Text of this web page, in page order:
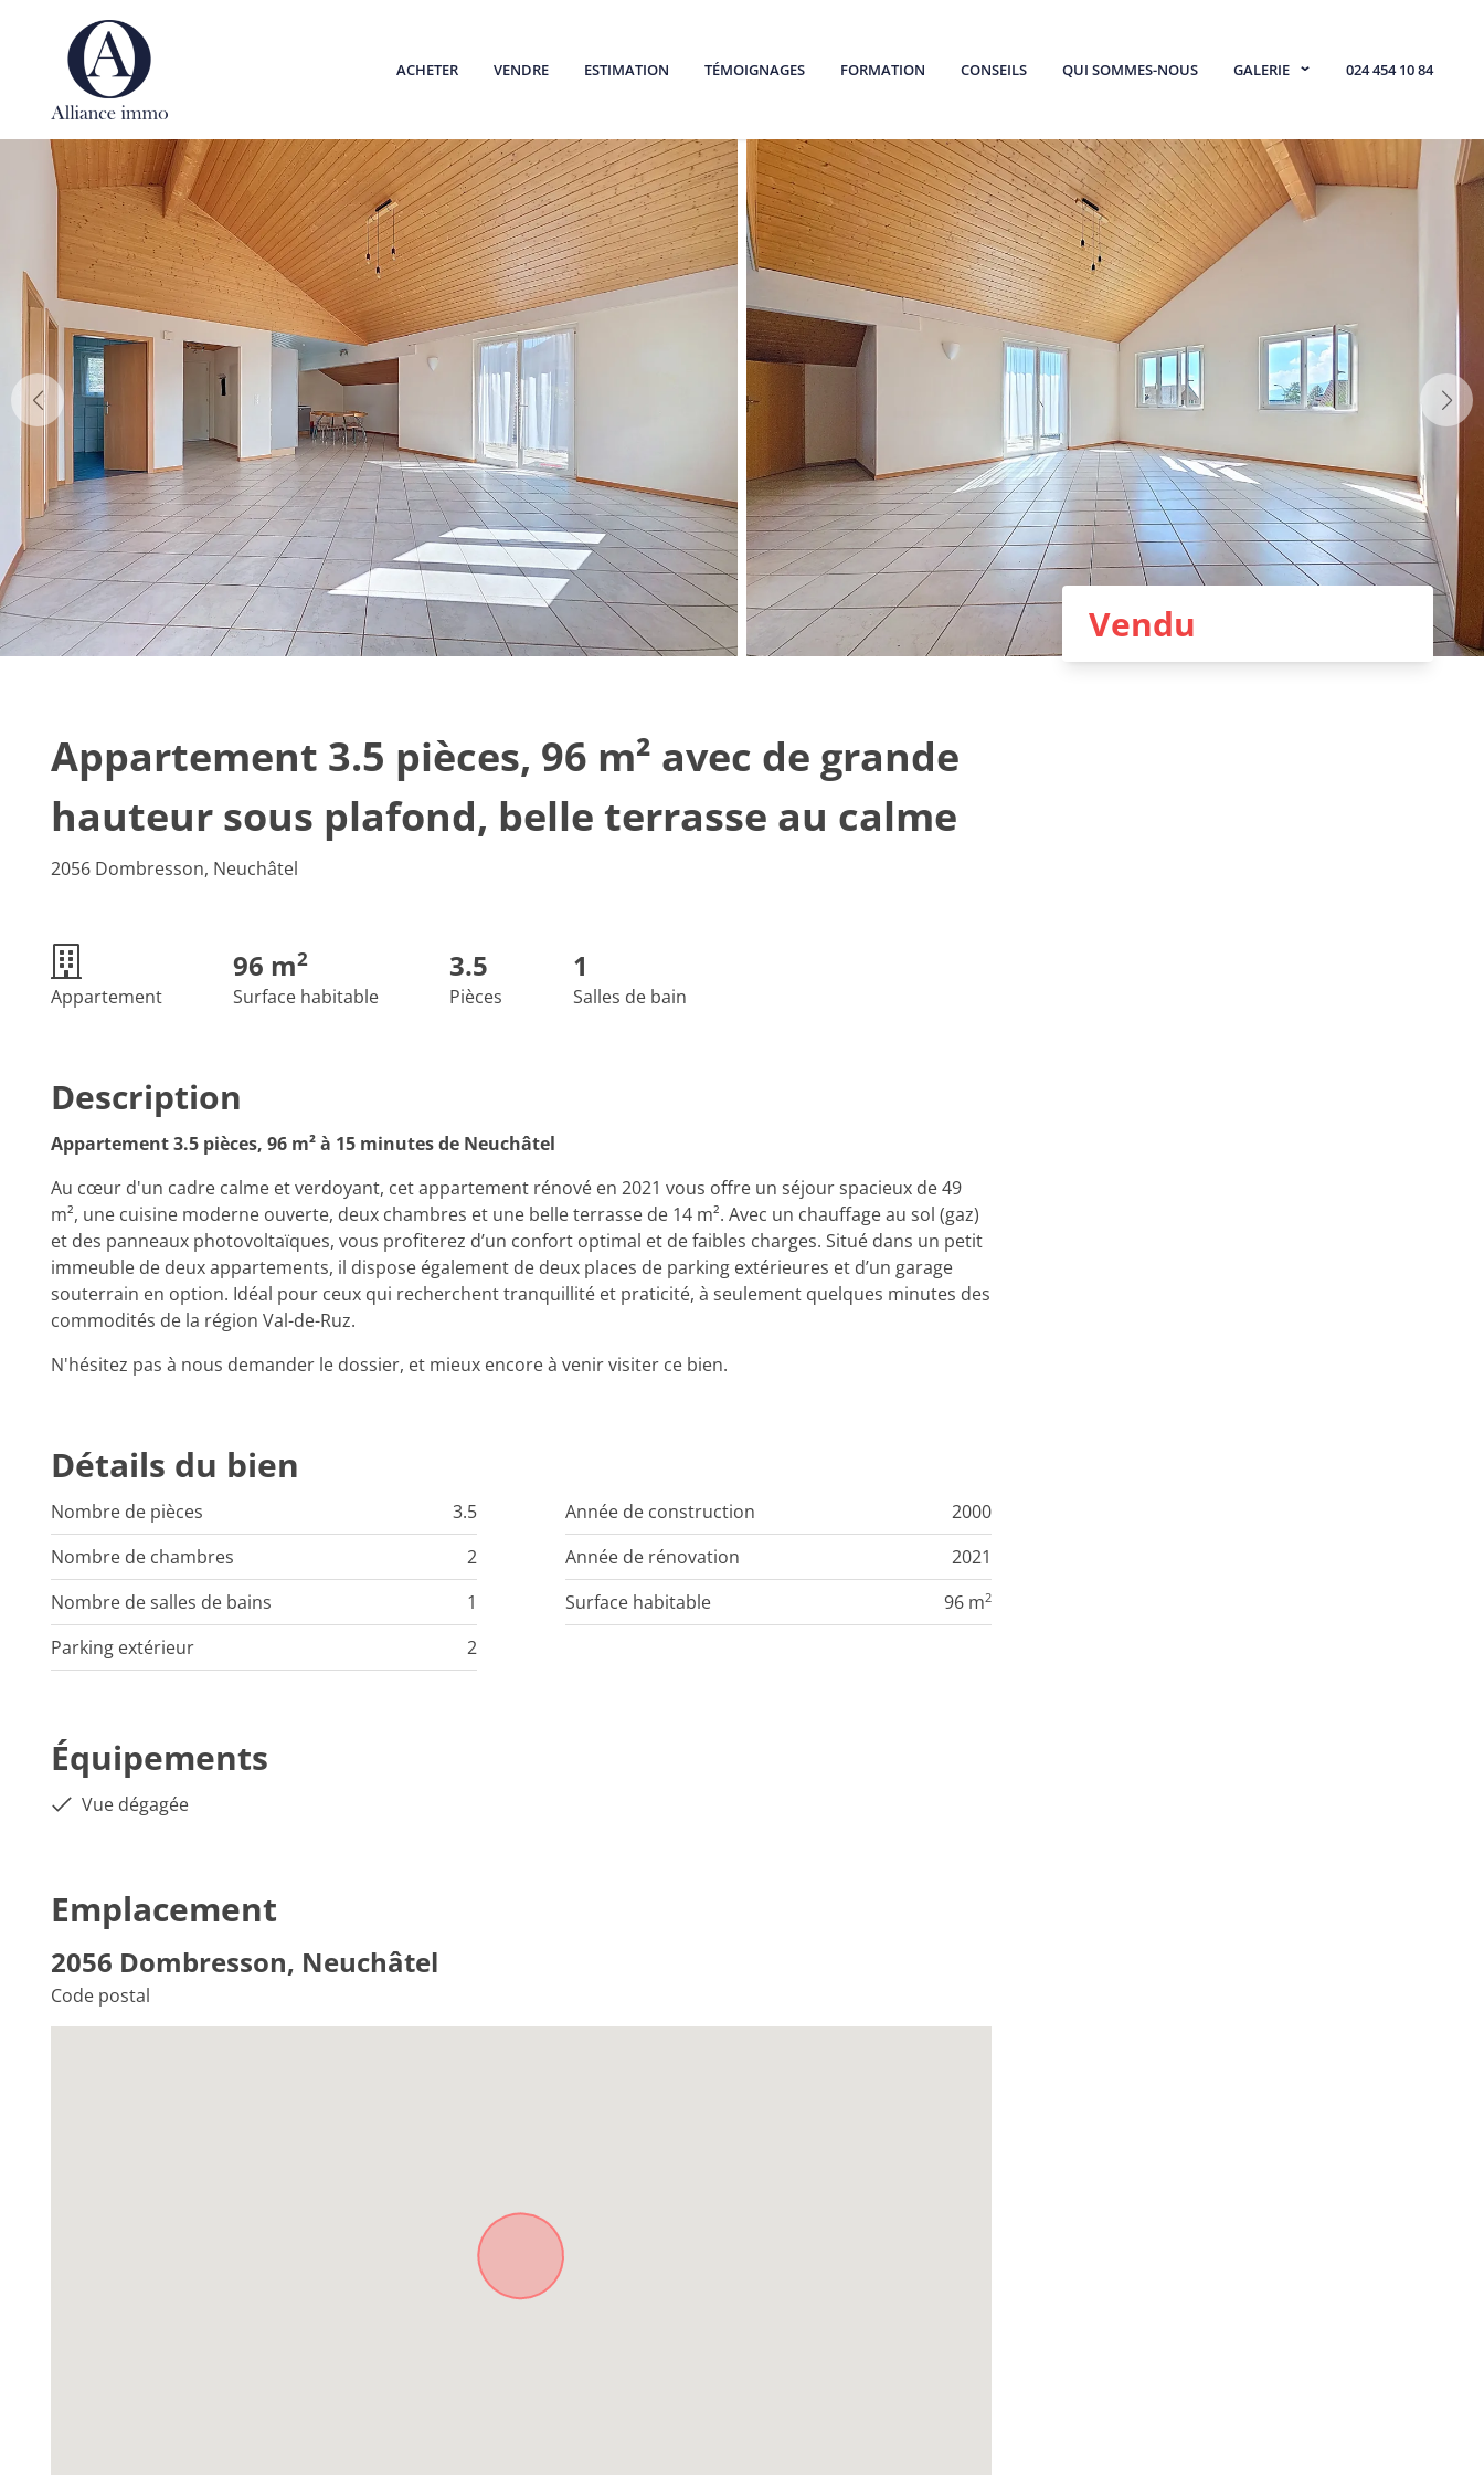
ACHETER VENDRE ESTIMATION TÉMOIGNAGES FORMATION CONSEILS QUI SOMMES-NOUS GALERIE ⌄ 024 454 10 84
Appartement 3.5 pièces, 96 m² avec de grande
hauteur sous plafond, belle terrasse au calme
2056 Dombresson, Neuchâtel
Appartement
96 m2
Surface habitable
3.5
Pièces
1
Salles de bain
Description
Appartement 3.5 pièces, 96 m² à 15 minutes de Neuchâtel
Au cœur d'un cadre calme et verdoyant, cet appartement rénové en 2021 vous offre un séjour spacieux de 49
m², une cuisine moderne ouverte, deux chambres et une belle terrasse de 14 m². Avec un chauffage au sol (gaz)
et des panneaux photovoltaïques, vous profiterez d’un confort optimal et de faibles charges. Situé dans un petit
immeuble de deux appartements, il dispose également de deux places de parking extérieures et d’un garage
souterrain en option. Idéal pour ceux qui recherchent tranquillité et praticité, à seulement quelques minutes des
commodités de la région Val-de-Ruz.
N'hésitez pas à nous demander le dossier, et mieux encore à venir visiter ce bien.
Détails du bien
Nombre de pièces
3.5
Nombre de chambres
2
Nombre de salles de bains
1
Parking extérieur
2
Année de construction
2000
Année de rénovation
2021
Surface habitable
96 m2
Équipements
Vue dégagée
Emplacement
2056 Dombresson, Neuchâtel
Code postal
Vendu